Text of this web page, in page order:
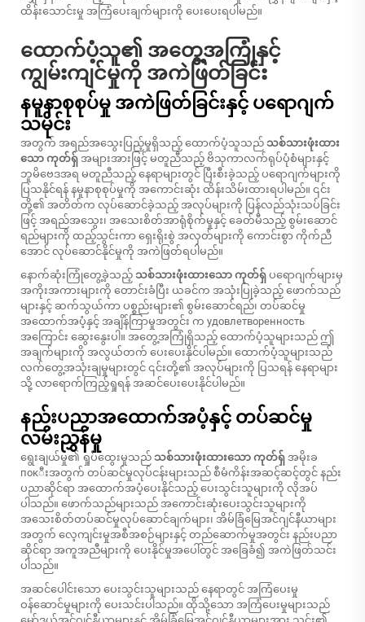
ထိန်းသောင်းမှု အကြံပေးချက်များကို ပေးပေးရပါမည်။
ထောက်ပံ့သူ၏ အတွေ့အကြုံနှင့်
ကျွမ်းကျင်မှုကို အကဲဖြတ်ခြင်း
နမူနာစုစုပ်မှု အကဲဖြတ်ခြင်းနှင့် ပရောဂျက်
သမိုင်း
အတွက် အရည်အသွေးပြည့်မှုရှိသည့် ထောက်ပံ့သူသည် သစ်သားဖုံးထား
သော ကုတ်ရှ် အများအားဖြင့် မတူညီသည့် ဗိသုကာလက်ရုပ်ပုံစံများနှင့်
ဘူမိဗေဒအရ မတူညီသည့် နေရာများတွင် ပြီးစီးခဲ့သည့် ပရောဂျက်များကို
ပြသနိုင်ရန် နမူနာစုစုပ်မှုကို အကောင်းဆုံး ထိန်းသိမ်းထားရပါမည်။ ၎င်း
တို့၏ အတိတ်က လုပ်ဆောင်ခဲ့သည့် အလုပ်များကို ပြန်လည်သုံးသပ်ခြင်း
ဖြင့် အရည်အသွေး၊ အသေးစိတ်အာရုံစိုက်မှုနှင့် ခေတ်မီသည့် စွမ်းဆောင်
ရည်များကို ထည့်သွင်းကာ ရှေးရိုးစွဲ အလှတ်များကို ကောင်းစွာ ကိုက်ညီ
အောင် လုပ်ဆောင်နိုင်မှုကို အကဲဖြတ်ရပါမည်။
နောက်ဆုံးကြုံတွေ့ခဲ့သည့် သစ်သားဖုံးထားသော ကုတ်ရှ် ပရောဂျက်များမှ
အကိုးအကားများကို တောင်းခံပြီး ယခင်က အသုံးပြုခဲ့သည့် ဖောက်သည်
များနှင့် ဆက်သွယ်ကာ ပစ္စည်းများ၏ စွမ်းဆောင်ရည်၊ တပ်ဆင်မှု
အထောက်အပံ့နှင့် အချိန်ကြာမှုအတွင်း က удовлетворенность
အကြောင်း ဆွေးနွေးပါ။ အတွေ့အကြုံရှိသည့် ထောက်ပံ့သူများသည် ဤ
အချက်များကို အလွယ်တက် ပေးပေးနိုင်ပါမည်။ ထောက်ပံ့သူများသည်
လက်တွေ့အသုံးချမှုများတွင် ၎င်းတို့၏ အလုပ်များကို ပြသရန် နေရာများ
သို့ လာရောက်ကြည့်ရှုရန် အဆင်ပေးပေးနိုင်ပါမည်။
နည်းပညာအထောက်အပံ့နှင့် တပ်ဆင်မှု
လမ်းညွှန်မှု
ရွေးချယ်မှု၏ ရှုပ်ထွေးမှုသည် သစ်သားဖုံးထားသော ကုတ်ရှ် အမိုးခ
покီးအတွက် တပ်ဆင်မှုလုပ်ငန်းများသည် စီမံကိန်းအဆင့်ဆင့်တွင် နည်း
ပညာဆိုင်ရာ အထောက်အပံ့ပေးနိုင်သည့် ပေးသွင်းသူများကို လိုအပ်
ပါသည်။ ဖောက်သည်များသည် အကောင်းဆုံးပေးသွင်းသူများကို
အသေးစိတ်တပ်ဆင်မှုလုပ်ဆောင်ချက်များ၊ အိမ်ခြံမြေအင်ဂျင်နီယာများ
အတွက် လေ့ကျင်းမှုအစီအစဉ်များနှင့် တည်ဆောက်မှုအတွင်း နည်းပညာ
ဆိုင်ရာ အကူအညီများကို ပေးနိုင်မှုအပေါ်တွင် အခြေခံ၍ အကဲဖြတ်သင်း
ပါသည်။
အဆင်ပေါင်းသော ပေးသွင်းသူများသည် နေရာတွင် အကြံပေးမှု
ဝန်ဆောင်မှုများကို ပေးသင်းပါသည်။ ထိုသို့သော အကြံပေးမှုများသည်